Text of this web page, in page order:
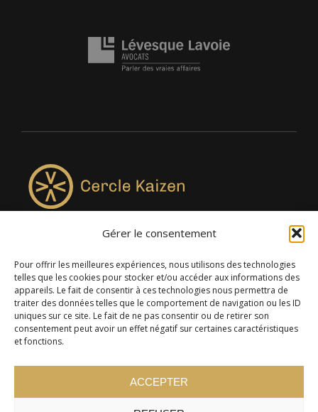
Gérer le consentement
Pour offrir les meilleures expériences, nous utilisons des technologies
telles que les cookies pour stocker et/ou accéder aux informations des
appareils. Le fait de consentir à ces technologies nous permettra de
traiter des données telles que le comportement de navigation ou les ID
uniques sur ce site. Le fait de ne pas consentir ou de retirer son
consentement peut avoir un effet négatif sur certaines caractéristiques
et fonctions.
ACCEPTER
4957, rue Lionel-Groulx, bureau 819, Saint-Augustin-de-
Desmaures QC G3A 0M7